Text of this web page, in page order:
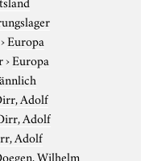
Europa
›Europa
Adolf
Adolf
Adolf
Wilhelm